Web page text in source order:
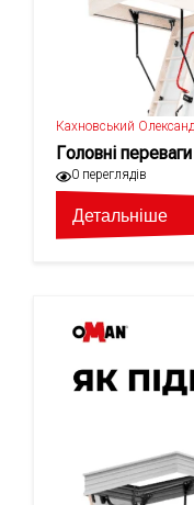
Кахновський
Головні
0 переглядів
Детальніше